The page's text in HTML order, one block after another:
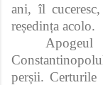
ani, îl
reședința acolo.
perșii. Certurile